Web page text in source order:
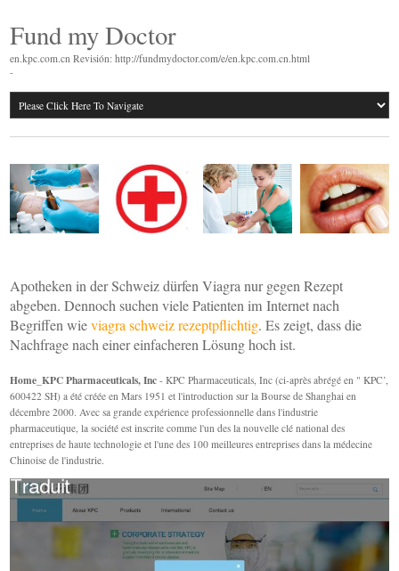
Fund my Doctor
en.kpc.com.cn Revisión: http://fundmydoctor.com/e/en.kpc.com.cn.html
-
Apotheken in der Schweiz dürfen Viagra nur gegen Rezept
abgeben. Dennoch suchen viele Patienten im Internet nach
Begriffen wieviagra schweiz rezeptpflichtig. Es zeigt, dass die
Nachfrage nach einer einfacheren Lösung hoch ist.
Home_KPC Pharmaceuticals, Inc - KPC Pharmaceuticals, Inc (ci-après abrégé en " KPC’,
600422 SH) a été créée en Mars 1951 et l'introduction sur la Bourse de Shanghai en
décembre 2000. Avec sa grande expérience professionnelle dans l'industrie
pharmaceutique, la société est inscrite comme l'un des la nouvelle clé national des
entreprises de haute technologie et l'une des 100 meilleures entreprises dans la médecine
Chinoise de l'industrie.